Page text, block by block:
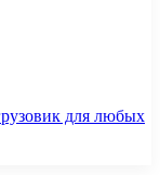
для любых